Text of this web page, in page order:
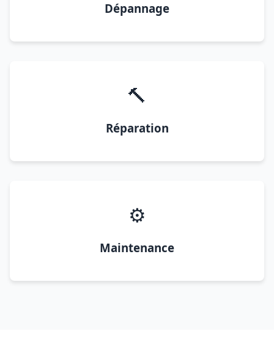
Dépannage
🔨
Réparation
⚙️
Maintenance